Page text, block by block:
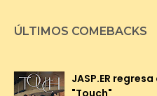
ÚLTIMOS COMEBACKS
JASP.ER
"Touch"